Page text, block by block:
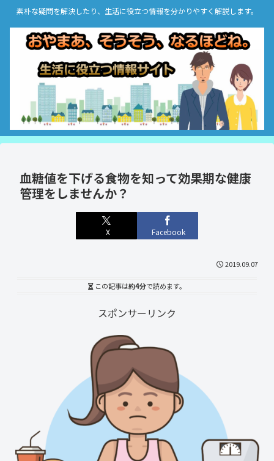
素朴な疑問を解決したり、生活に役立つ情報を分かりやすく解説します。
血糖値を下げる食物を知って効果期な健康
管理をしませんか？
X Facebook
2019.09.07
この記事は約4分で読めます。
スポンサーリンク